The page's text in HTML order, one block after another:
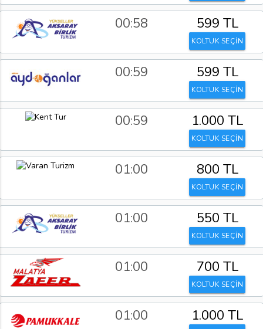
00:58 599 TL
KOLTUK SEÇİN
00:59 599 TL
KOLTUK SEÇİN
00:59 1.000 TL
KOLTUK SEÇİN
01:00 800 TL
KOLTUK SEÇİN
01:00 550 TL
KOLTUK SEÇİN
01:00 700 TL
KOLTUK SEÇİN
01:00 1.000 TL